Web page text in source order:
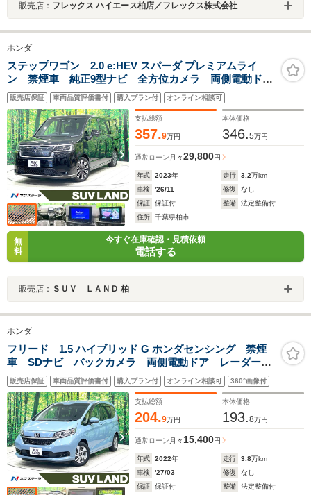
販売店： フレックス ハイエース柏店／フレックス株式会社
ホンダ
ステップワゴン 2.0 e:HEV スパーダ プレミアムライ
ン 禁煙車 純正9型ナビ 全方位カメラ 両側電動ド
ア 電動リアゲート レーダークルーズ ブラインドス
ポットモニター 前/中席シートヒーター ハーフレザ
ー LEDヘッドライト 純正17インチAW ETC
販売店保証 車両品質評価書付 購入プラン付 オンライン相談可
支払総額
357.9万円
本体価格
346.5万円
通常ローン 月々29,800円
年式 2023年 走行 3.2万km
車検
'26/11 修復
なし
保証
保証付 整備
法定整備付
住所
千葉県柏市
無
料
今すぐ在庫確認・見積依頼
電話する
販売店： ＳＵＶ ＬＡＮＤ 柏
ホンダ
フリード 1.5 ハイブリッド G ホンダセンシング 禁煙
車 SDナビ バックカメラ 両側電動ドア レーダーク
ルーズ シートヒーター 衝突被害軽減 コーナーセン
サー LEDヘッド ETC 純正15インチアルミ 車線逸
脱警報 オートライト オートエアコン
販売店保証 車両品質評価書付 購入プラン付 オンライン相談可 360°画像付
支払総額
204.9万円
本体価格
193.8万円
通常ローン 月々 15,400円
年式 2022年 走行 3.8万km
車検
'27/03 修復
なし
保証
保証付 整備
法定整備付